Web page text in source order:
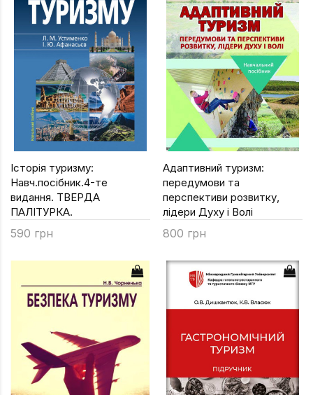
Історія туризму:
Навч.посібник.4-те
видання. ТВЕРДА
ПАЛІТУРКА.
590 грн
Адаптивний туризм:
передумови та
перспективи розвитку,
лідери Духу і Волі
800 грн